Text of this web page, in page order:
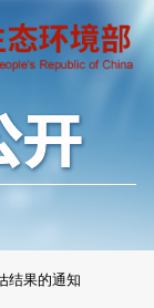
结果的通知